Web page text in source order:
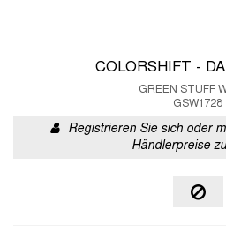
COLORSHIFT -
GREEN STUFF
GSW1728
Registrieren Sie sich oder
Händlerpreise